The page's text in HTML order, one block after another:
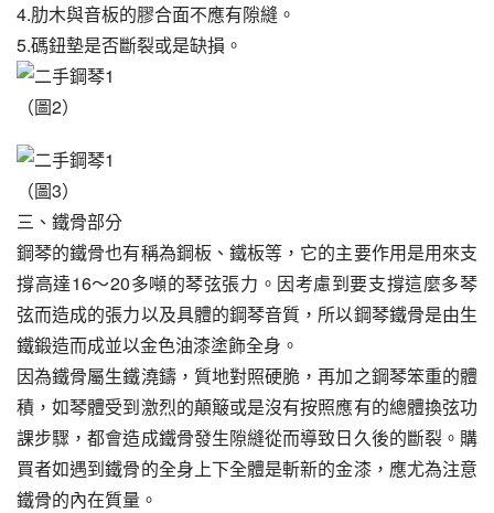
4.肋木與音板的膠合面不應有隙縫。
5.碼鈕墊是否斷裂或是缺損。
（圖2）
（圖3）
三、鐵骨部分
鋼琴的鐵骨也有稱為鋼板、鐵板等，它的主要作用是用來支
撐高達16～20多噸的琴弦張力。因考慮到要支撐這麼多琴
弦而造成的張力以及具體的鋼琴音質，所以鋼琴鐵骨是由生
鐵鍛造而成並以金色油漆塗飾全身。
因為鐵骨屬生鐵澆鑄，質地對照硬脆，再加之鋼琴笨重的體
積，如琴體受到激烈的顛簸或是沒有按照應有的總體換弦功
課步驟，都會造成鐵骨發生隙縫從而導致日久後的斷裂。購
買者如遇到鐵骨的全身上下全體是斬新的金漆，應尤為注意
鐵骨的內在質量。